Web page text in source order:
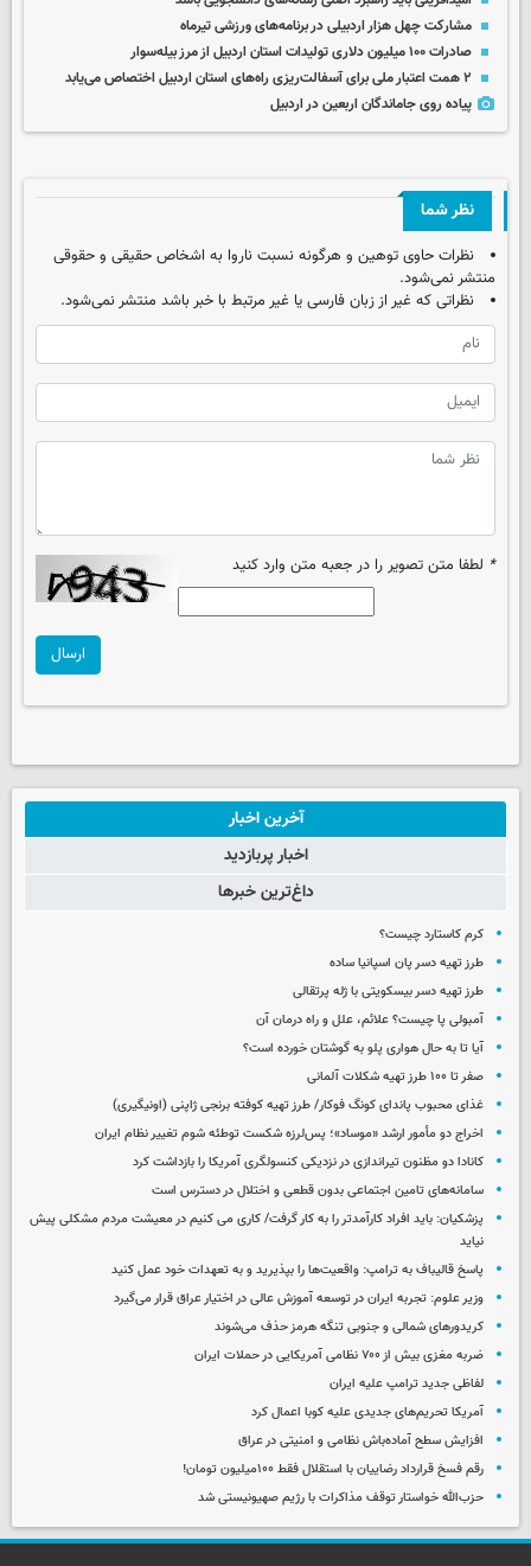
مشارکت چهل‌ هزار اردبیلی در برنامه‌های ورزشی تیرماه
صادرات ۱۰۰ میلیون دلاری تولیدات استان اردبیل از مرز بیله‌سوار
۲ همت اعتبار ملی برای آسفالت‌ریزی راه‌های استان اردبیل اختصاص می‌یابد
پیاده روی جاماندگان اربعین در اردبیل
نظر شما
نظرات حاوی توهین و هرگونه نسبت ناروا به اشخاص حقیقی و حقوقی
منتشر نمی‌شود.
نظراتی که غیر از زبان فارسی یا غیر مرتبط با خبر باشد منتشر نمی‌شود.
* لطفا متن تصویر را در جعبه متن وارد کنید
ارسال
آخرین اخبار
اخبار پربازدید
داغ‌ترین خبرها
کرم کاستارد چیست؟
طرز تهیه دسر پان اسپانیا ساده
طرز تهیه دسر بیسکویتی با ژله پرتقالی
آمبولی پا چیست؟ علائم، علل و راه درمان آن
آیا تا به حال هواری پلو به گوشتان خورده است؟
صفر تا ۱۰۰ طرز تهیه شکلات آلمانی
غذای محبوب پاندای کونگ فوکار/ طرز تهیه کوفته برنجی ژاپنی (اونیگیری)
اخراج دو مأمور ارشد «موساد»؛ پس‌لرزه شکست توطئه شوم تغییر نظام ایران
کانادا دو مظنون تیراندازی در نزدیکی کنسولگری آمریکا را بازداشت کرد
سامانه‌های تامین اجتماعی بدون قطعی و اختلال در دسترس است
پزشکیان: باید افراد کارآمدتر را به کار گرفت/ کاری می کنیم در معیشت مردم مشکلی پیش
نیاید
پاسخ قالیباف به ترامپ: واقعیت‌ها را بپذیرید و به تعهدات خود عمل کنید
وزیر علوم: تجربه ایران در توسعه آموزش عالی در اختیار عراق قرار می‌گیرد
کریدورهای شمالی و جنوبی تنگه هرمز حذف می‌شوند
ضربه مغزی بیش از ۷۰۰ نظامی آمریکایی در حملات ایران
لفاظی جدید ترامپ علیه ایران
آمریکا تحریم‌های جدیدی علیه کوبا اعمال کرد
افزایش سطح آماده‌باش نظامی و امنیتی در عراق
رقم فسخ قرارداد رضاییان با استقلال فقط ۱۰۰میلیون تومان!
حزب‌الله خواستار توقف مذاکرات با رژیم صهیونیستی شد